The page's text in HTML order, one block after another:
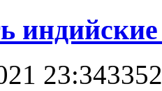
23:34